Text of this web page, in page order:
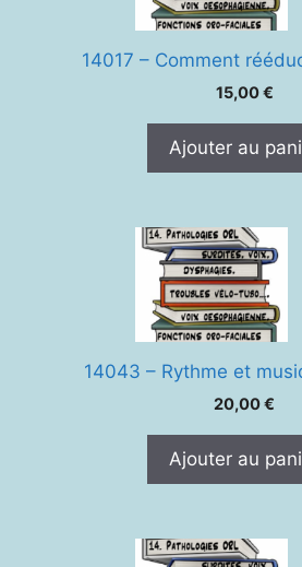
14017 – Comment
15,00€
Ajouter au
14043 – Rythme et
20,00€
Ajouter au